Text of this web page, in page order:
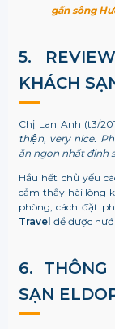
gần sông
5.
KHÁCH
Chị Lan Anh (t3/
thiện, very nice.
ăn ngon nhất định
Hầu hết chủ yếu
cảm thấy hài lòng
phòng, cách đặt
Travel để được
6.
SẠN